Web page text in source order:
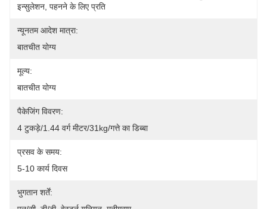
इन्सुलेशन, पहनने के लिए प्रति
न्यूनतम आदेश मात्रा:
बातचीत योग्य
मूल्य:
बातचीत योग्य
पैकेजिंग विवरण:
4 टुकड़े/1.44 वर्ग मीटर/31kg/गत्ते का डिब्बा
प्रसव के समय:
5-10 कार्य दिवस
भुगतान शर्तें: